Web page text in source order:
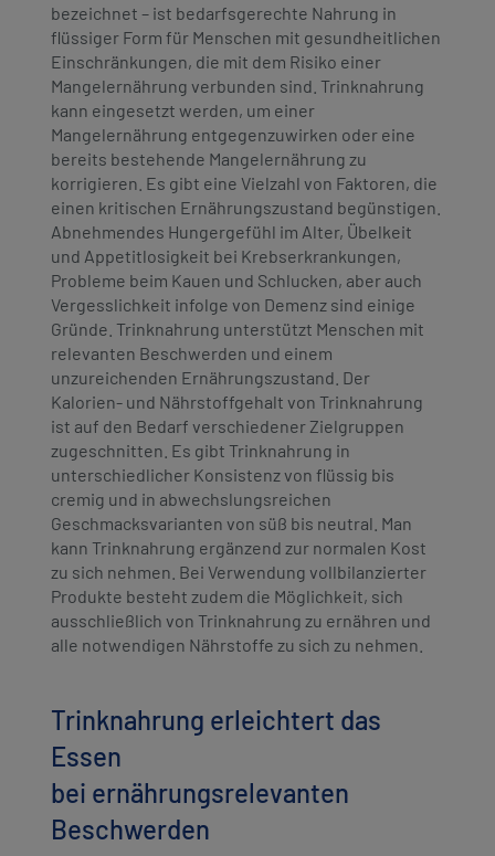
bezeichnet – ist bedarfsgerechte Nahrung in
flüssiger Form für Menschen mit gesundheitlichen
Einschränkungen, die mit dem Risiko einer
Mangelernährung verbunden sind. Trinknahrung
kann eingesetzt werden, um einer
Mangelernährung entgegenzuwirken oder eine
bereits bestehende Mangelernährung zu
korrigieren. Es gibt eine Vielzahl von Faktoren, die
einen kritischen Ernährungszustand begünstigen.
Abnehmendes Hungergefühl im Alter, Übelkeit
und Appetitlosigkeit bei Krebserkrankungen,
Probleme beim Kauen und Schlucken, aber auch
Vergesslichkeit infolge von Demenz sind einige
Gründe. Trinknahrung unterstützt Menschen mit
relevanten Beschwerden und einem
unzureichenden Ernährungszustand. Der
Kalorien- und Nährstoffgehalt von Trinknahrung
ist auf den Bedarf verschiedener Zielgruppen
zugeschnitten. Es gibt Trinknahrung in
unterschiedlicher Konsistenz von flüssig bis
cremig und in abwechslungsreichen
Geschmacksvarianten von süß bis neutral. Man
kann Trinknahrung ergänzend zur normalen Kost
zu sich nehmen. Bei Verwendung vollbilanzierter
Produkte besteht zudem die Möglichkeit, sich
ausschließlich von Trinknahrung zu ernähren und
alle notwendigen Nährstoffe zu sich zu nehmen.
Trinknahrung erleichtert das
Essen
bei ernährungsrelevanten
Beschwerden